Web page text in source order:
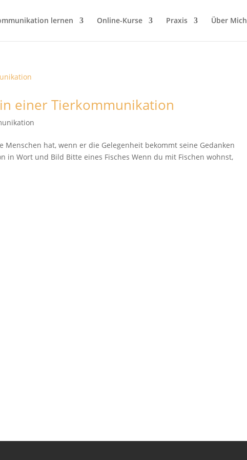
lernen Online-Kurse Praxis Über Mich
einer Tierkommunikation
hat, wenn er die Gelegenheit bekommt seine Gedanken
in Wort und Bild Bitte eines Fisches Wenn du mit Fischen wohnst,